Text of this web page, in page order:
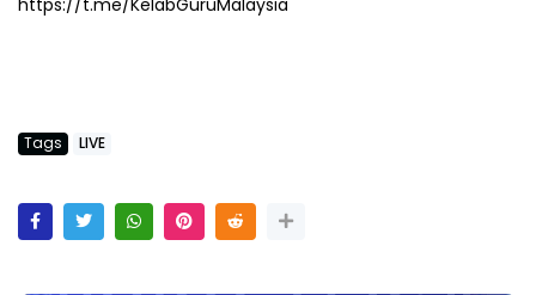
https://t.me/KelabGuruMalaysia
Tags LIVE